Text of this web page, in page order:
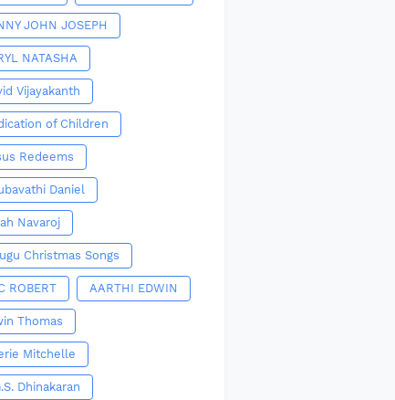
JOHN JOSEPH
NATASHA
Vijayakanth
of Children
Redeems
Daniel
Navaroj
Christmas Songs
ROBERT AARTHI EDWIN
Thomas
Mitchelle
Dhinakaran